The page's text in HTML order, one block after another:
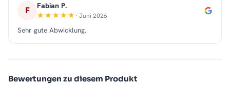
F Fabian P.
· Juni 2026
Sehr gute Abwicklung.
Bewertungen zu diesem Produkt